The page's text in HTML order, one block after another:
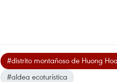
#distrito montañoso de Huong Hoa
#aldea ecoturística